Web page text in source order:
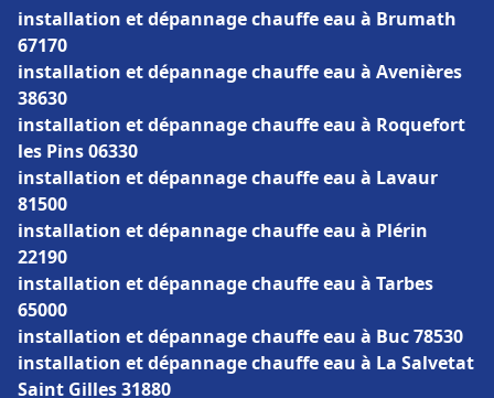
installation et dépannage chauffe eau à Brumath
67170
installation et dépannage chauffe eau à Avenières
38630
installation et dépannage chauffe eau à Roquefort
les Pins 06330
installation et dépannage chauffe eau à Lavaur
81500
installation et dépannage chauffe eau à Plérin
22190
installation et dépannage chauffe eau à Tarbes
65000
installation et dépannage chauffe eau à Buc 78530
installation et dépannage chauffe eau à La Salvetat
Saint Gilles 31880